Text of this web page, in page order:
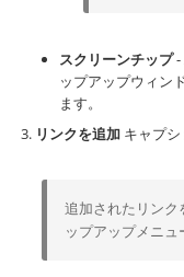
スクリーンチップ-
ップアップウィン
ます。
リンクを追加 キャプシ
追加されたリンク
ップアップメニュ